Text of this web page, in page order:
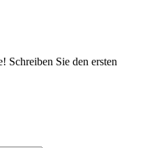
Schreiben Sie den ersten